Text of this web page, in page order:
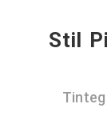
Stil